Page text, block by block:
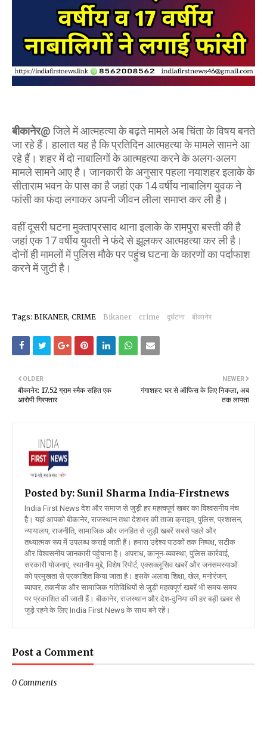
बीकानेर@जिले में आत्महत्या के बढ़ते मामले अब चिंता के विषय बनते
जा रहे हैं। हालात यह है कि प्रतिदिन आत्महत्या के मामले सामने आ
रहे हैं। शहर में दो नाबालिगों के आत्महत्या करने के अलग-अलग
मामले सामने आए है। जानकारी के अनुसार पहला नयाशहर इलाके के
सीताराम भवन के पास का है जहां एक 14 वर्षीय नाबालिग युवक ने
फांसी का फंदा लगाकर अपनी जीवन लीला समाप्त कर ली है।
वहीं दूसरी घटना मुक्ताप्रसाद थाना इलाके के रामपुरा बस्ती की है
जहां एक 17 वर्षीय युवती ने फंदे से झूलकर आत्महत्या कर ली है।
दोनों ही मामलों में पुलिस मौके पर पहुंच घटना के कारणों का पर्दाफाश
करने में जुटी है।
Tags: BIKANER, CRIME Bikaner crime दुर्घटना बीकानेर
NEWER
गंगाशहर: घर से ऑफिस के लिए निकला, अब
तक लापता
OLDER
बीकानेर: 17.52 ग्राम स्मैक सहित एक
आरोपी गिरफ्तार
Posted by: Sunil Sharma India-Firstnews
India First News देश और समाज से जुड़ी हर महत्वपूर्ण खबर का विश्वसनीय मंच
है। यहां आपको बीकानेर, राजस्थान तथा देशभर की ताजा क्राइम, पुलिस, प्रशासन,
न्यायालय, राजनीति, सामाजिक और जनहित से जुड़ी खबरें सबसे पहले और
तथ्यात्मक रूप में उपलब्ध कराई जाती हैं। हमारा उद्देश्य पाठकों तक निष्पक्ष, सटीक
और विश्वसनीय जानकारी पहुंचाना है। अपराध, कानून-व्यवस्था, पुलिस कार्रवाई,
सरकारी योजनाएं, स्थानीय मुद्दे, विशेष रिपोर्ट, एक्सक्लूसिव खबरें और जनसमस्याओं
को प्रमुखता से प्रकाशित किया जाता है। इसके अलावा शिक्षा, खेल, मनोरंजन,
व्यापार, तकनीक और सामाजिक गतिविधियों से जुड़ी महत्वपूर्ण खबरें भी समय-समय
पर प्रकाशित की जाती हैं। बीकानेर, राजस्थान और देश-दुनिया की हर बड़ी खबर से
जुड़े रहने के लिए India First News के साथ बने रहें।
Post a Comment
0 Comments